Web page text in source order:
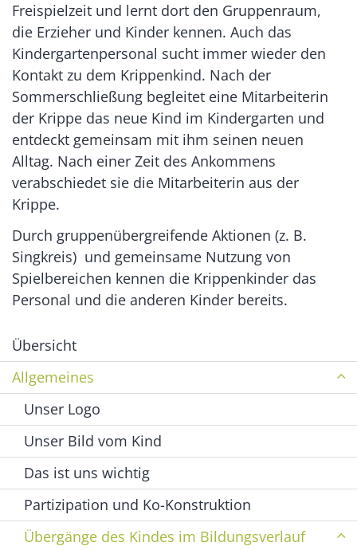
Freispielzeit und lernt dort den Gruppenraum,
die Erzieher und Kinder kennen. Auch das
Kindergartenpersonal sucht immer wieder den
Kontakt zu dem Krippenkind. Nach der
Sommerschließung begleitet eine Mitarbeiterin
der Krippe das neue Kind im Kindergarten und
entdeckt gemeinsam mit ihm seinen neuen
Alltag. Nach einer Zeit des Ankommens
verabschiedet sie die Mitarbeiterin aus der
Krippe.
Durch gruppenübergreifende Aktionen (z. B.
Singkreis) und gemeinsame Nutzung von
Spielbereichen kennen die Krippenkinder das
Personal und die anderen Kinder bereits.
Übersicht
Allgemeines
Unser Logo
Unser Bild vom Kind
Das ist uns wichtig
Partizipation und Ko-Konstruktion
Übergänge des Kindes im Bildungsverlauf